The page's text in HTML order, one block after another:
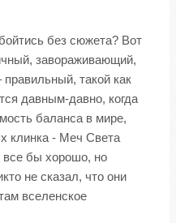
без сюжета? Вот
завораживающий,
такой как
давным-давно, когда
баланса в мире,
клинка - Меч Света
бы хорошо, но
не сказал, что они
вселенское